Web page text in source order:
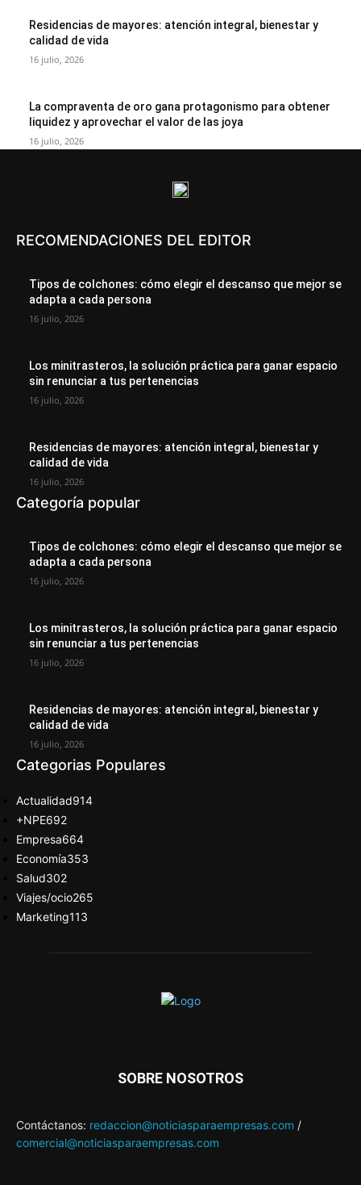
Residencias de mayores: atención integral, bienestar y
calidad de vida
16 julio, 2026
La compraventa de oro gana protagonismo para obtener
liquidez y aprovechar el valor de las joya
16 julio, 2026
RECOMENDACIONES DEL EDITOR
Tipos de colchones: cómo elegir el descanso que mejor se
adapta a cada persona
16 julio, 2026
Los minitrasteros, la solución práctica para ganar espacio
sin renunciar a tus pertenencias
16 julio, 2026
Residencias de mayores: atención integral, bienestar y
calidad de vida
16 julio, 2026
Categoría popular
Tipos de colchones: cómo elegir el descanso que mejor se
adapta a cada persona
16 julio, 2026
Los minitrasteros, la solución práctica para ganar espacio
sin renunciar a tus pertenencias
16 julio, 2026
Residencias de mayores: atención integral, bienestar y
calidad de vida
16 julio, 2026
Categorias Populares
Actualidad914
+NPE692
Empresa664
Economía353
Salud302
Viajes/ocio265
Marketing113
SOBRE NOSOTROS
Contáctanos: redaccion@noticiasparaempresas.com /
comercial@noticiasparaempresas.com